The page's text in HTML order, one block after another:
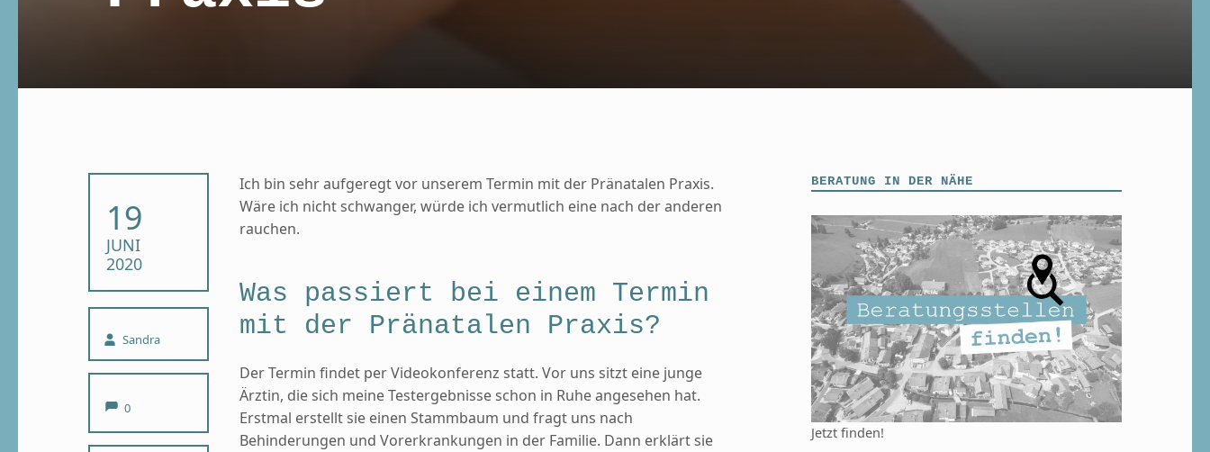
19
JUNI
2020
Written by:
Sandra
0
Ich bin sehr aufgeregt vor unserem Termin mit der Pränatalen Praxis.
Wäre ich nicht schwanger, würde ich vermutlich eine nach der anderen
rauchen.
Was passiert bei einem Termin
mit der Pränatalen Praxis?
Der Termin findet per Videokonferenz statt. Vor uns sitzt eine junge
Ärztin, die sich meine Testergebnisse schon in Ruhe angesehen hat.
Erstmal erstellt sie einen Stammbaum und fragt uns nach
Behinderungen und Vorerkrankungen in der Familie. Dann erklärt sie
BERATUNG IN DER NÄHE
Jetzt finden!